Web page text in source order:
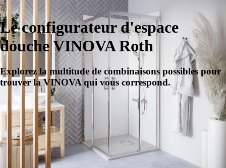
Le configurateur d'espace
douche VINOVA Roth
Explorez la multitude de combinaisons possibles pour
trouver la VINOVA qui vous correspond.